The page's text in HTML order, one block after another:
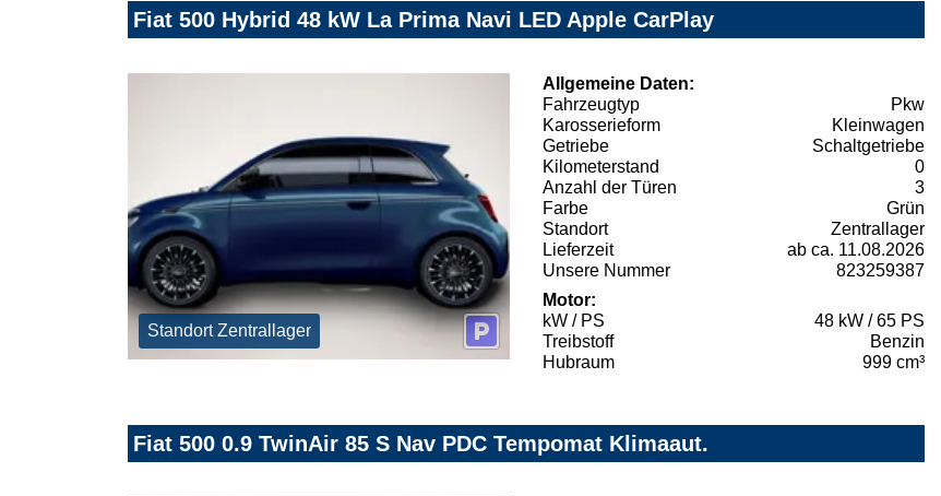
Fiat 500 Hybrid 48 kW La Prima Navi LED Apple CarPlay
Standort Zentrallager
Allgemeine Daten:
Fahrzeugtyp
Pkw
Karosserieform
Kleinwagen
Getriebe
Schaltgetriebe
Kilometerstand
0
Anzahl der Türen
3
Farbe
Grün
Standort
Zentrallager
Lieferzeit
ab ca. 11.08.2026
Unsere Nummer
823259387
Motor:
kW / PS
48 kW / 65 PS
Treibstoff
Benzin
Hubraum
999 cm³
Fiat 500 0.9 TwinAir 85 S Nav PDC Tempomat Klimaaut.